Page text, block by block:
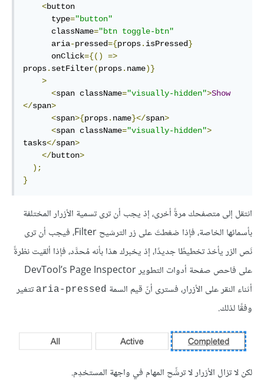
<button
      type
="button"
      className
="btn toggle-btn"
      aria
-pressed={props. isPressed}
      onClick
={()
=>
props. setFilter(props. name)}
>
<span className="visually-hidden">Show
</span>
<span>{props. name}</span>
<span className="visually-hidden">
tasks</span>
</button>
);
}
انتقل إلى متصفحك مرةً أخرى، إذ يجب أن ترى تسمية الأزرار المختلفة
بأسمائها الخاصة، فإذا ضغطتَ على زر الترشيح Filter، فيجب أن ترى
نَص الزر يأخذ تخطيطًا جديدًا، إذ يخبرك هذا بأنه مُحدَّد، فإذا ألقيت نظرةً
على فاحص صفحة أدوات التطوير DevTool’s Page Inspector
أثناء النقر على الأزرار، فسترى أنّ قيم السمة aria-pressed تتغير
وفقًا لذلك.
لكن لا تزال الأزرار لا ترشِّح المهام في واجهة المستخدِم.